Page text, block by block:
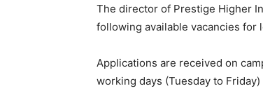
The director of Prestige Higher
following available vacancies for
Applications are received on
working days (Tuesday to